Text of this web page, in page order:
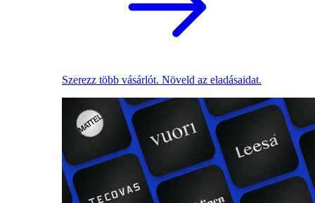
Szerezz több vásárlót. Növeld az eladásaidat.